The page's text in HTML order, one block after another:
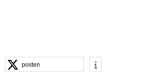
posten